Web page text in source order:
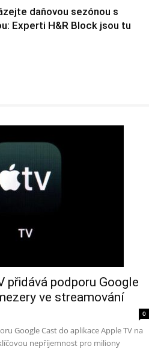
daňovou sezónou s
Experti H&R Block jsou tu
přidává podporu Google
ve streamování
0
Google Cast do aplikace Apple TV na
nepříjemnost pro miliony